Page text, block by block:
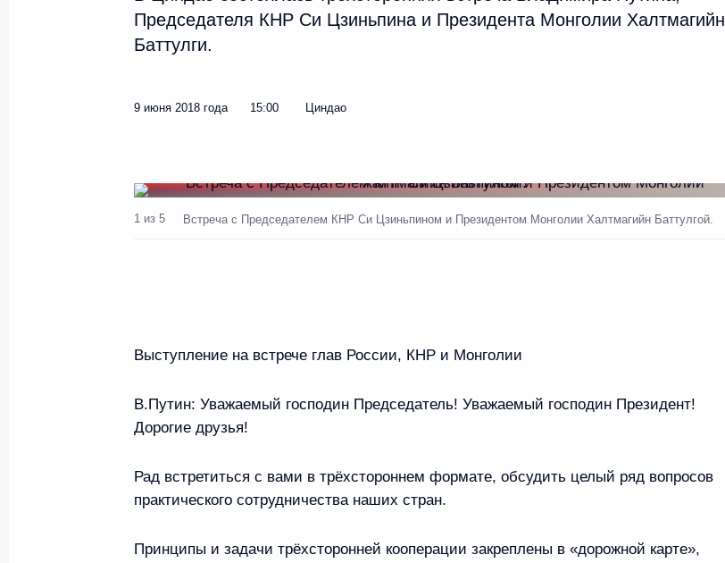
и Президентом Монголии Халтмагийн Баттулгой
Встреча с Президентом Монголии Халтмагийн
Баттулгой
9 июня 2018 года, 14:00
Поздравления Владимиру Путину с Днём рождения
Председателя КНР Си Цзиньпина и Президента Монголии Халтмагийн
Баттулги.
9 июня 2018 года 15:00 Циндао
1 из 5 Встреча с Председателем КНР Си Цзиньпином и Президентом Монголии Халтмагийн Баттулгой.
Выступление на встрече глав России, КНР и Монголии
В.Путин: Уважаемый господин Председатель! Уважаемый господин Президент!
Дорогие друзья!
Рад встретиться с вами в трёхстороннем формате, обсудить целый ряд вопросов
практического сотрудничества наших стран.
Принципы и задачи трёхсторонней кооперации закреплены в «дорожной карте»,